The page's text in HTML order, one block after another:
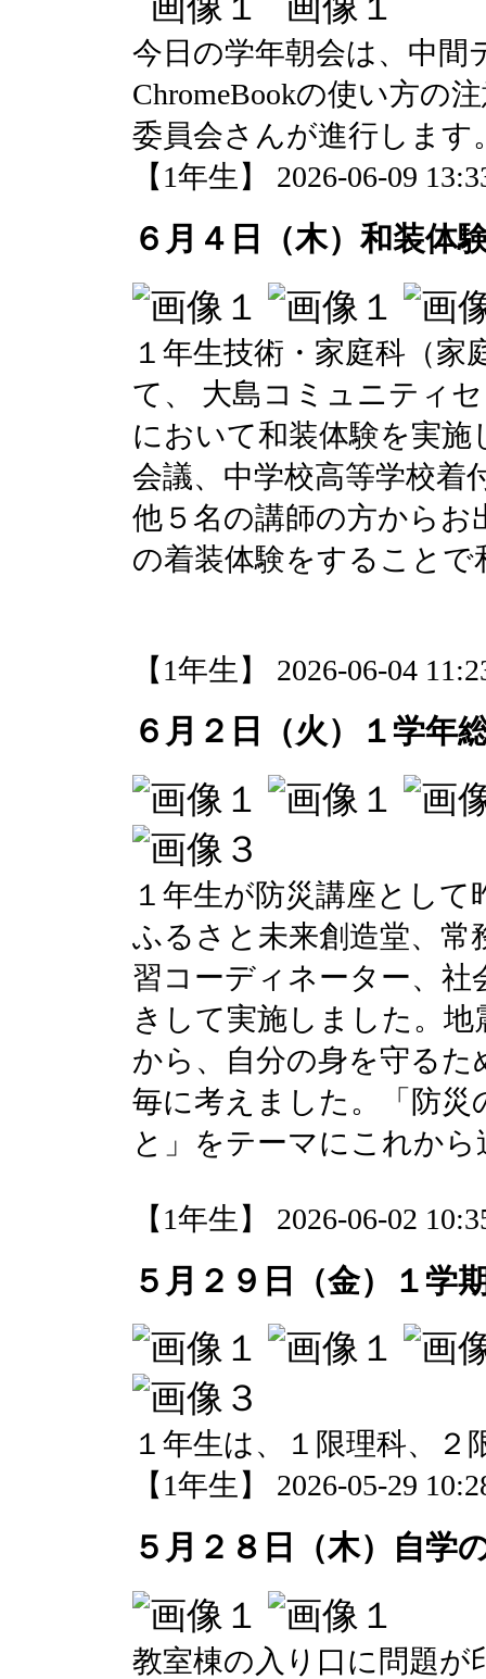
今日の学年朝会は、中間
ChromeBookの使い方の
委員会さんが進行します
【1年生】 2026-06-09
６月４日（木）和装体
１年生技術・家庭科（
て、 大島コミュニティ
において和装体験を実
会議、中学校高等学校着
他５名の講師の方からお
の着装体験をすること
【1年生】 2026-06-04
６月２日（火）１学年
１年生が防災講座とし
ふるさと未来創造堂、常
習コーディネーター、社
きして実施しました。
から、自分の身を守る
毎に考えました。「防
と」をテーマにこれか
【1年生】 2026-06-02
５月２９日（金）１
１年生は、１限理科、
【1年生】 2026-05-29
５月２８日（木）自学
教室棟の入り口に問題